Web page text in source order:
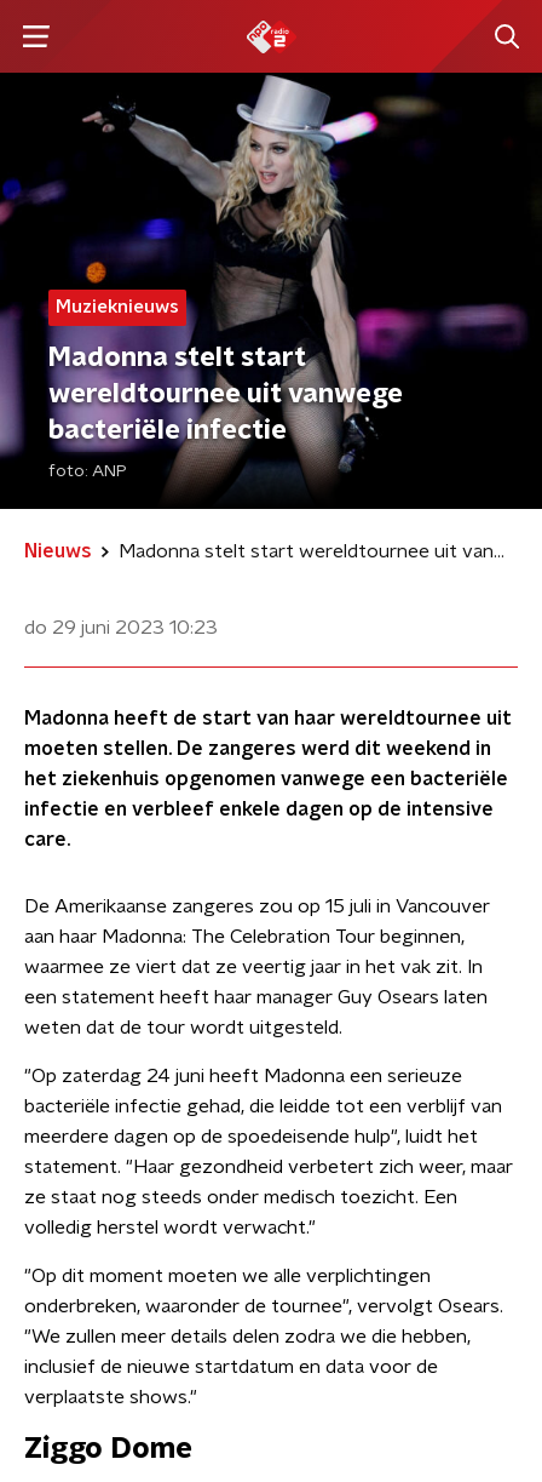
Muzieknieuws
Madonna stelt start
wereldtournee uit vanwege
bacteriële infectie
foto: ANP
Nieuws Madonna stelt start wereldtournee uit vanwege bacteriële infectie
do 29 juni 2023 10:23
Madonna heeft de start van haar wereldtournee uit
moeten stellen. De zangeres werd dit weekend in
het ziekenhuis opgenomen vanwege een bacteriële
infectie en verbleef enkele dagen op de intensive
care.
De Amerikaanse zangeres zou op 15 juli in Vancouver
aan haar Madonna: The Celebration Tour beginnen,
waarmee ze viert dat ze veertig jaar in het vak zit. In
een statement heeft haar manager Guy Osears laten
weten dat de tour wordt uitgesteld.
"Op zaterdag 24 juni heeft Madonna een serieuze
bacteriële infectie gehad, die leidde tot een verblijf van
meerdere dagen op de spoedeisende hulp", luidt het
statement. "Haar gezondheid verbetert zich weer, maar
ze staat nog steeds onder medisch toezicht. Een
volledig herstel wordt verwacht."
"Op dit moment moeten we alle verplichtingen
onderbreken, waaronder de tournee", vervolgt Osears.
"We zullen meer details delen zodra we die hebben,
inclusief de nieuwe startdatum en data voor de
verplaatste shows."
Ziggo Dome